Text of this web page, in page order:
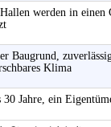
werden in einen
Baugrund,
Klima
30 Jahre, ein